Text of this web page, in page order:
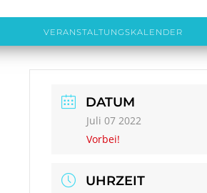
VERANSTALTUNGSKALENDER
DATUM
Juli 07 2022
Vorbei!
UHRZEIT